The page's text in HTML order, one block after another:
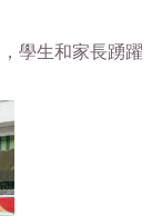
學生和家長踴躍